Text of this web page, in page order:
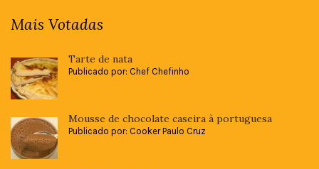
Mais Votadas
Tarte de nata
Publicado por: Chef Chefinho
Mousse de chocolate caseira à portuguesa
Publicado por: Cooker Paulo Cruz